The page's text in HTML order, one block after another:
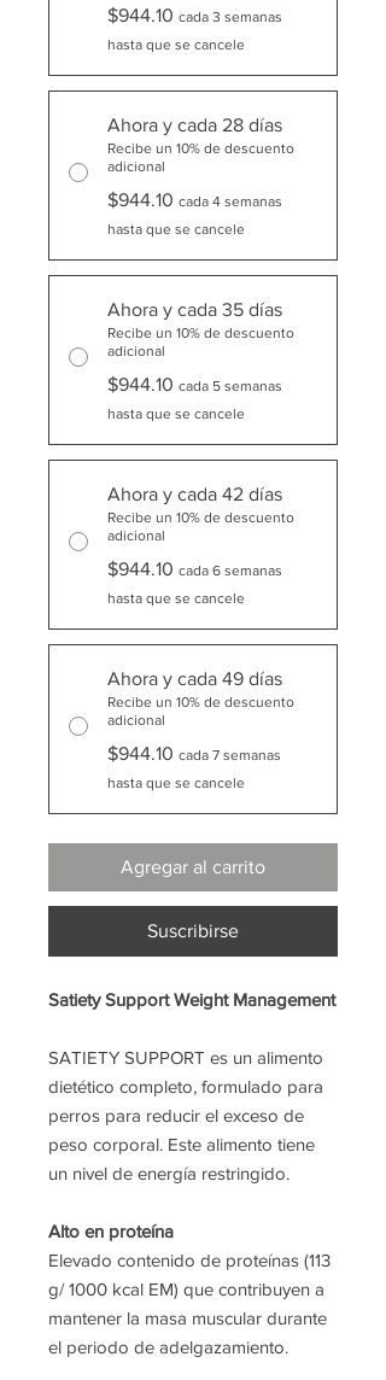
$944.10 cada 3 semanas
hasta que se cancele
Ahora y cada 28 días
Recibe un 10% de descuento
adicional
$944.10 cada 4 semanas
hasta que se cancele
Ahora y cada 35 días
Recibe un 10% de descuento
adicional
$944.10 cada 5 semanas
hasta que se cancele
Ahora y cada 42 días
Recibe un 10% de descuento
adicional
$944.10 cada 6 semanas
hasta que se cancele
Ahora y cada 49 días
Recibe un 10% de descuento
adicional
$944.10 cada 7 semanas
hasta que se cancele
Agregar al carrito
Suscribirse
Satiety Support Weight Management
SATIETY SUPPORT es un alimento
dietético completo, formulado para
perros para reducir el exceso de
peso corporal. Este alimento tiene
un nivel de energía restringido.
Alto en proteína
Elevado contenido de proteínas (113
g/ 1000 kcal EM) que contribuyen a
mantener la masa muscular durante
el periodo de adelgazamiento.